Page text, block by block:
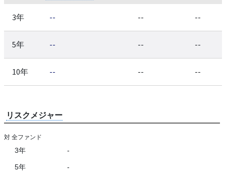
3年 -- -- --
5年 -- -- --
10年 -- -- --
リスクメジャー
対 全ファンド
3年 -
5年 -